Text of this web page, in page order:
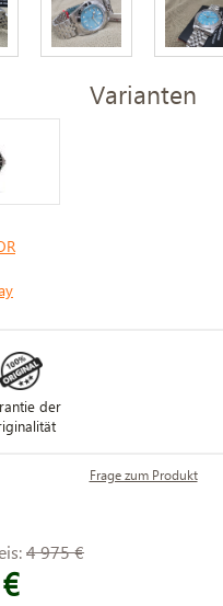
Varianten
der
Frage zum Produkt
4 975 €